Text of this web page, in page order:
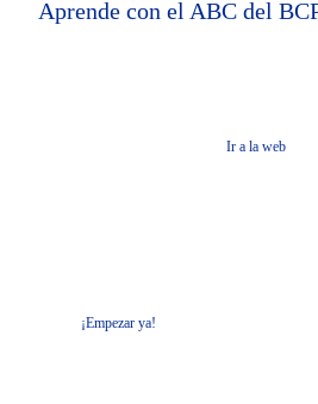
Aprende con el ABC del
Ir a la web
¡Empezar ya!